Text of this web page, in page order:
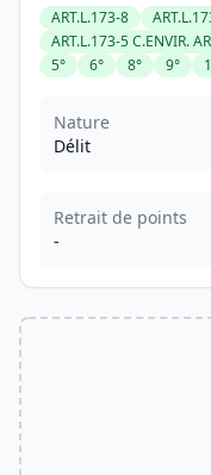
ART.L.173-8
ART.L.173-5 C.ENVIR.
5°
6° 8° 9°
Nature
Délit
Retrait de points
-